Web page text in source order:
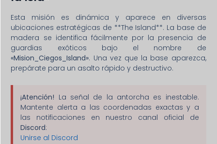
Esta misión es dinámica y aparece en diversas
ubicaciones estratégicas de **The Island**. La base de
madera se identifica fácilmente por la presencia de
guardias exóticos bajo el nombre de
«Mision_Ciegos_Island». Una vez que la base aparezca,
prepárate para un asalto rápido y destructivo.
¡Atención! La señal de la antorcha es inestable.
Mantente alerta a las coordenadas exactas y a
las notificaciones en nuestro canal oficial de
Discord:
Unirse al Discord